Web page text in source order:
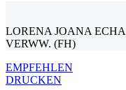
LORENA JOANA
VERWW. (FH)
EMPFEHLEN
DRUCKEN